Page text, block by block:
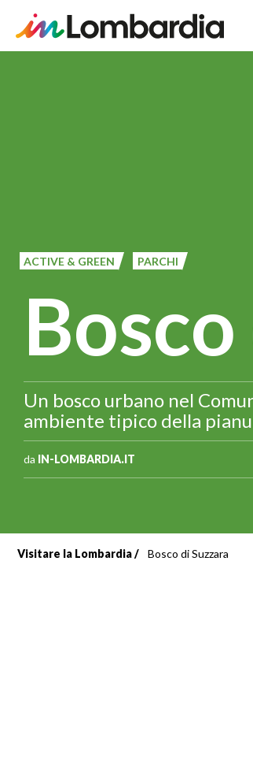
ACTIVE & GREEN PARCHI
Un bosco urbano nel
ambiente tipico della
da IN-LOMBARDIA.IT
Visitare la Lombardia Bosco di Suzzara